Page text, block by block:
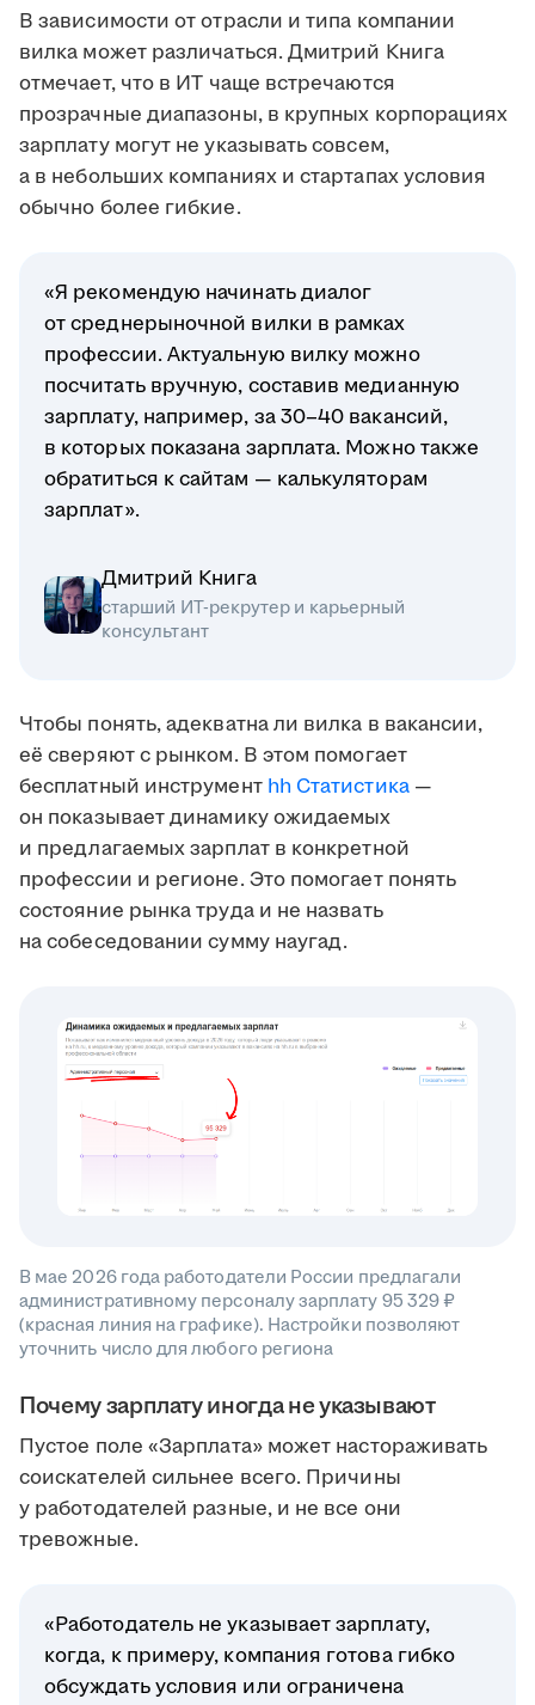
В зависимости от отрасли и типа компании
вилка может различаться. Дмитрий Книга
отмечает, что в ИТ чаще встречаются
прозрачные диапазоны, в крупных корпорациях
зарплату могут не указывать совсем,
а в небольших компаниях и стартапах условия
обычно более гибкие.
«Я рекомендую начинать диалог
от среднерыночной вилки в рамках
профессии. Актуальную вилку можно
посчитать вручную, составив медианную
зарплату, например, за 30–40 вакансий,
в которых показана зарплата. Можно также
обратиться к сайтам — калькуляторам
зарплат».
Дмитрий Книга
старший ИТ-рекрутер и карьерный
консультант
Чтобы понять, адекватна ли вилка в вакансии,
её сверяют с рынком. В этом помогает
бесплатный инструмент hh Статистика—
он показывает динамику ожидаемых
и предлагаемых зарплат в конкретной
профессии и регионе. Это помогает понять
состояние рынка труда и не назвать
на собеседовании сумму наугад.
В мае 2026 года работодатели России предлагали
административному персоналу зарплату 95 329 ₽
(красная линия на графике). Настройки позволяют
уточнить число для любого региона
Почему зарплату иногда не указывают
Пустое поле «Зарплата» может настораживать
соискателей сильнее всего. Причины
у работодателей разные, и не все они
тревожные.
«Работодатель не указывает зарплату,
когда, к примеру, компания готова гибко
обсуждать условия или ограничена